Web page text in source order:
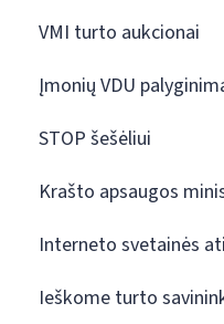
VMI turto aukcionai
Įmonių VDU
STOP šešėliui
Krašto apsaugos
Interneto svetainės
Ieškome turto